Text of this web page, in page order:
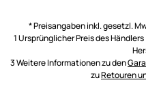
* Preisangaben inkl. gesetzl.
1 Ursprünglicher Preis des
3 Weitere Informationen zu den
zuRetouren